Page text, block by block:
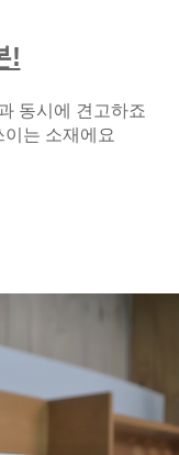
!
동시에 견고하죠
는 소재에요